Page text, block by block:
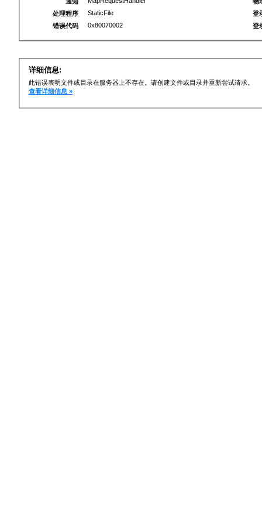
处理程序
StaticFile
错误代码
0x80070002
登
登
详细信息:
此错误表明文件或目录在服务器上不存在。请创建文件或目录并重新尝试请求。
查看详细信息 »